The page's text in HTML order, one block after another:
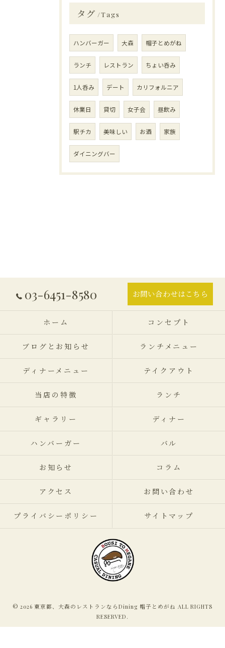
タグ Tags
ハンバーガー 大森 帽子とめがね
ランチ レストラン ちょい呑み
1人呑み デート カリフォルニア
休業日 貸切 女子会 昼飲み
駅チカ 美味しい お酒 家族
ダイニングバー
03-6451-8580 お問い合わせはこちら
ホーム コンセプト
ブログとお知らせ ランチメニュー
ディナーメニュー テイクアウト
当店の特徴 ランチ
ギャラリー ディナー
ハンバーガー バル
お知らせ コラム
アクセス お問い合わせ
プライバシーポリシー サイトマップ
© 2026 東京都、大森のレストランならDining 帽子とめがね ALL RIGHTS
RESERVED.